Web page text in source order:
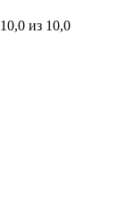
10,0 из 10,0